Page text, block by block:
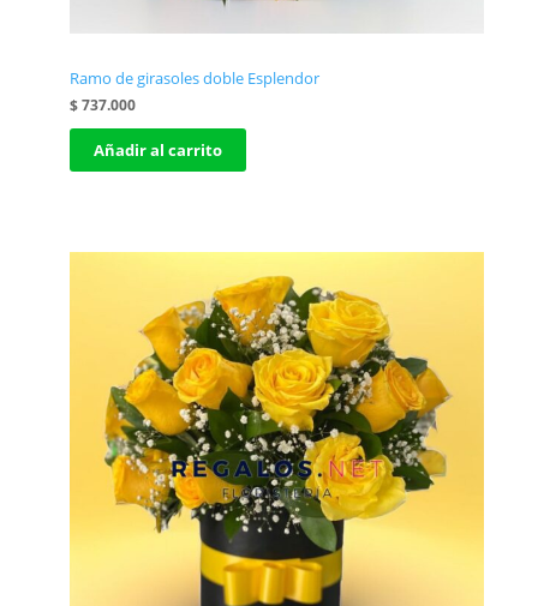
Ramo de girasoles doble Esplendor
$737.000
Añadir al carrito